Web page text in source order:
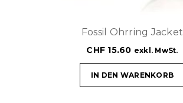
Fossil Ohrring Jacket
CHF 15.60 exkl. MwSt.
IN DEN WARENKORB